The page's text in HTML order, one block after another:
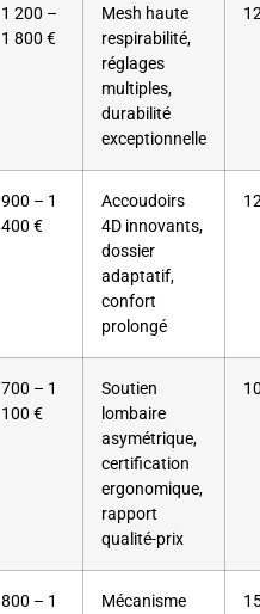
1 200 –
1 800 €
Mesh haute
respirabilité,
réglages
multiples,
durabilité
exceptionnelle
900 – 1
400 €
Accoudoirs
4D innovants,
dossier
adaptatif,
confort
prolongé
700 – 1
100 €
Soutien
lombaire
asymétrique,
certification
ergonomique,
rapport
qualité-prix
800 – 1
Mécanisme